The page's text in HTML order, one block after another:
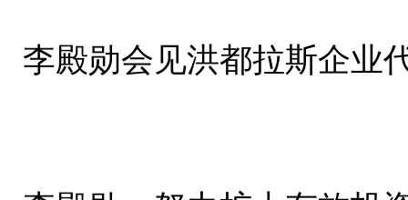
李殿勋会见洪都拉斯企业